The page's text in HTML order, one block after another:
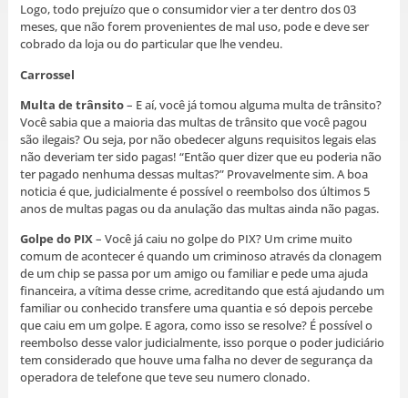
Logo, todo prejuízo que o consumidor vier a ter dentro dos 03
meses, que não forem provenientes de mal uso, pode e deve ser
cobrado da loja ou do particular que lhe vendeu.
Carrossel
Multa de trânsito– E aí, você já tomou alguma multa de trânsito?
Você sabia que a maioria das multas de trânsito que você pagou
são ilegais? Ou seja, por não obedecer alguns requisitos legais elas
não deveriam ter sido pagas! “Então quer dizer que eu poderia não
ter pagado nenhuma dessas multas?” Provavelmente sim. A boa
noticia é que, judicialmente é possível o reembolso dos últimos 5
anos de multas pagas ou da anulação das multas ainda não pagas.
Golpe do PIX– Você já caiu no golpe do PIX? Um crime muito
comum de acontecer é quando um criminoso através da clonagem
de um chip se passa por um amigo ou familiar e pede uma ajuda
financeira, a vítima desse crime, acreditando que está ajudando um
familiar ou conhecido transfere uma quantia e só depois percebe
que caiu em um golpe. E agora, como isso se resolve? É possível o
reembolso desse valor judicialmente, isso porque o poder judiciário
tem considerado que houve uma falha no dever de segurança da
operadora de telefone que teve seu numero clonado.